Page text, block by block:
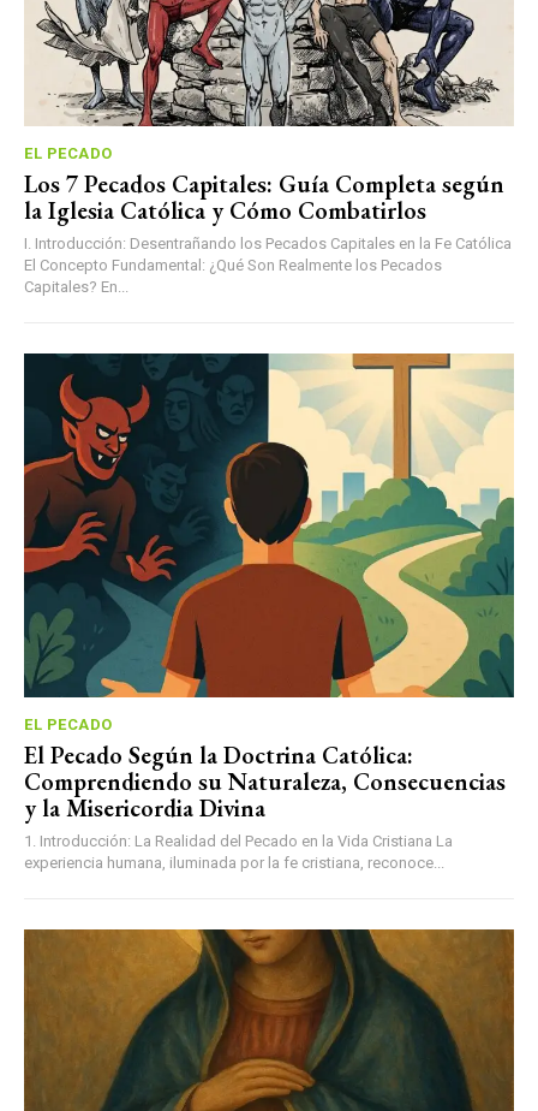
EL PECADO
Los 7 Pecados Capitales: Guía Completa según
la Iglesia Católica y Cómo Combatirlos
I. Introducción: Desentrañando los Pecados Capitales en la Fe Católica
El Concepto Fundamental: ¿Qué Son Realmente los Pecados
Capitales? En...
EL PECADO
El Pecado Según la Doctrina Católica:
Comprendiendo su Naturaleza, Consecuencias
y la Misericordia Divina
1. Introducción: La Realidad del Pecado en la Vida Cristiana La
experiencia humana, iluminada por la fe cristiana, reconoce...